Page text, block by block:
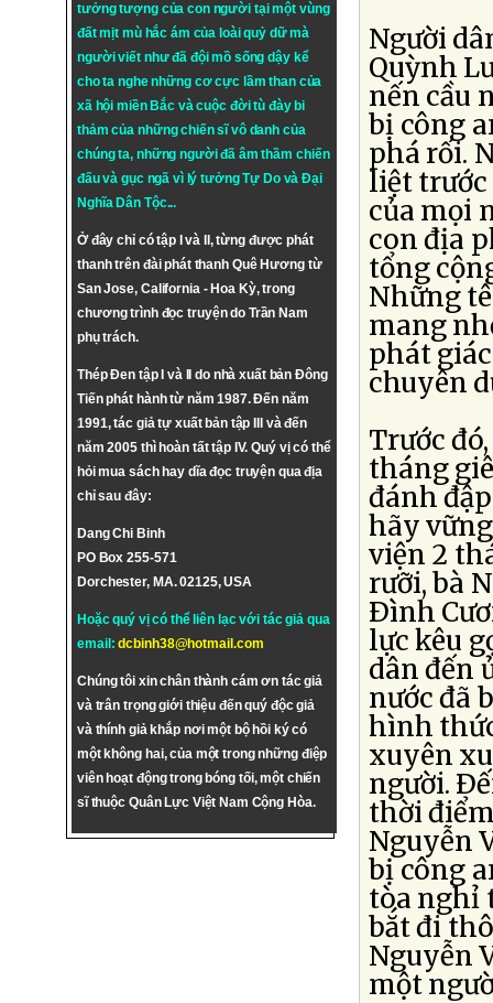
tưởng tượng của con người tại một vùng
đất mịt mù hắc ám của loài quỷ dữ mà
người viết như đã đội mồ sống dậy kể
cho ta nghe những cơ cực lầm than của
xã hội miền Bắc và cuộc đời tù đày bi
thảm của những chiến sĩ vô danh của
chúng ta, những người đã âm thầm chiến
đấu và gục ngã vì lý tưởngTự DovàĐại
Nghĩa Dân Tộc...
Ở đây chỉ có tập I và II, từng được phát
thanh trên đài phát thanh Quê Hương từ
San Jose, California - Hoa Kỳ, trong
chương trình đọc truyện do Trần Nam
phụ trách.
Thép Đen tập I và II do nhà xuất bản Đông
Tiến phát hành từ năm 1987. Đến năm
1991, tác giả tự xuất bản tập III và đến
năm 2005 thì hoàn tất tập IV. Quý vị có thể
hỏi mua sách hay dĩa đọc truyện qua địa
chỉ sau đây:
Dang Chi Binh
PO Box 255-571
Dorchester, MA. 02125, USA
Hoặc quý vị có thể liên lạc với tác giả qua
email:dcbinh38@hotmail.com
Chúng tôi xin chân thành cám ơn tác giả
và trân trọng giới thiệu đến quý độc giả
và thính giả khắp nơi một bộ hồi ký có
một không hai, của một trong những điệp
viên hoạt động trong bóng tối, một chiến
sĩ thuộc Quân Lực Việt Nam Cộng Hòa.
Người
Quỳnh
nến cầu
bị công
phá rối.
liệt trước
của mọi
con địa
tổng
Những
mang
phát
chuyên
Trước
tháng
đánh
hãy
viện 2
rưỡi, bà
Ðình
lực kêu
dân đến
nước đã
hình
xuyên
người.
thời
Nguyễn
bị công
tòa nghỉ
bắt đi
Nguyễn
một